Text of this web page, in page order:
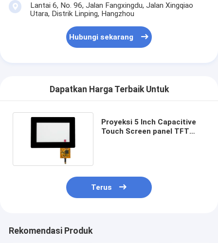
Lantai 6, No. 96, Jalan Fangxingdu, Jalan Xingqiao
Utara, Distrik Linping, Hangzhou
Hubungi sekarang
Dapatkan Harga Terbaik Untuk
Proyeksi 5 Inch Capacitive
Touch Screen panel TFT
Terus
Rekomendasi Produk